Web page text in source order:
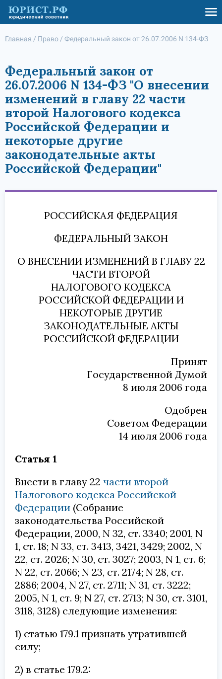
Главная / Право / Федеральный закон от 26.07.2006 N 134-ФЗ
Федеральный закон от
26.07.2006 N 134-ФЗ "О внесении
изменений в главу 22 части
второй Налогового кодекса
Российской Федерации и
некоторые другие
законодательные акты
Российской Федерации"
РОССИЙСКАЯ ФЕДЕРАЦИЯ
ФЕДЕРАЛЬНЫЙ ЗАКОН
О ВНЕСЕНИИ ИЗМЕНЕНИЙ В ГЛАВУ 22
ЧАСТИ ВТОРОЙ
НАЛОГОВОГО КОДЕКСА
РОССИЙСКОЙ ФЕДЕРАЦИИ И
НЕКОТОРЫЕ ДРУГИЕ
ЗАКОНОДАТЕЛЬНЫЕ АКТЫ
РОССИЙСКОЙ ФЕДЕРАЦИИ
Принят
Государственной Думой
8 июля 2006 года
Одобрен
Советом Федерации
14 июля 2006 года
Статья 1
Внести в главу 22 части второй
Налогового кодекса Российской
Федерации (Собрание
законодательства Российской
Федерации, 2000, N 32, ст. 3340; 2001, N
1, ст. 18; N 33, ст. 3413, 3421, 3429; 2002, N
22, ст. 2026; N 30, ст. 3027; 2003, N 1, ст. 6;
N 22, ст. 2066; N 23, ст. 2174; N 28, ст.
2886; 2004, N 27, ст. 2711; N 31, ст. 3222;
2005, N 1, ст. 9; N 27, ст. 2713; N 30, ст. 3101,
3118, 3128) следующие изменения:
1) статью 179.1 признать утратившей
силу;
2) в статье 179.2: